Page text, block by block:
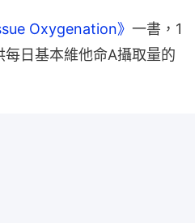
Oxygenation》 一書，1
日基本維他命A攝取量的